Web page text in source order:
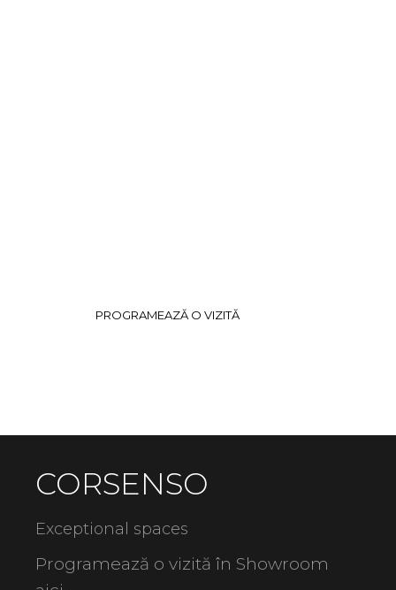
PROGRAMEAZĂ O VIZITĂ
CORSENSO
Exceptional spaces
Programează o vizită în Showroom